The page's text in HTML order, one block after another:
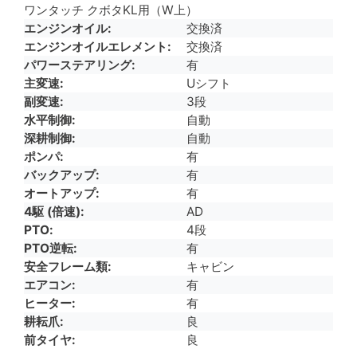
ワンタッチ クボタKL用（W上）
エンジンオイル
交換済
エンジンオイルエレメント
交換済
パワーステアリング
有
主変速
Uシフト
副変速
3段
水平制御
自動
深耕制御
自動
ポンパ
有
バックアップ
有
オートアップ
有
4駆 (倍速)
AD
PTO
4段
PTO逆転
有
安全フレーム類
キャビン
エアコン
有
ヒーター
有
耕耘爪
良
前タイヤ
良